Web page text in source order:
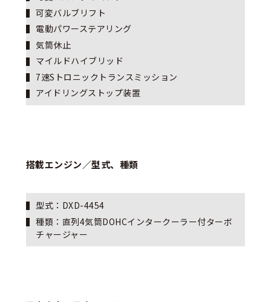
可変バルブリフト
電動パワーステアリング
気筒休止
マイルドハイブリッド
7速Sトロニックトランスミッション
アイドリングストップ装置
搭載エンジン／型式、種類
型式：DXD-4454
種類：直列4気筒DOHCインタークーラー付ターボ
チャージャー